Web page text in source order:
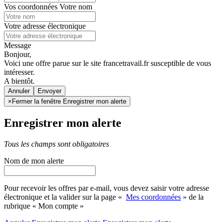
Vos coordonnées Votre nom
Votre adresse électronique
Message
Bonjour,
Voici une offre parue sur le site francetravail.fr susceptible de vous
intéresser.
A bientôt.
Annuler
× Fermer la fenêtre Enregistrer mon alerte
Enregistrer mon alerte
Tous les champs sont obligatoires
Nom de mon alerte
Pour recevoir les offres par e-mail, vous devez saisir votre adresse
électronique et la valider sur la page « Mes coordonnées » de la
rubrique « Mon compte »